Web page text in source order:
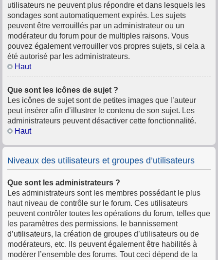
utilisateurs ne peuvent plus répondre et dans lesquels les
sondages sont automatiquement expirés. Les sujets
peuvent être verrouillés par un administrateur ou un
modérateur du forum pour de multiples raisons. Vous
pouvez également verrouiller vos propres sujets, si cela a
été autorisé par les administrateurs.
Haut
Que sont les icônes de sujet ?
Les icônes de sujet sont de petites images que l’auteur
peut insérer afin d’illustrer le contenu de son sujet. Les
administrateurs peuvent désactiver cette fonctionnalité.
Haut
Niveaux des utilisateurs et groupes d’utilisateurs
Que sont les administrateurs ?
Les administrateurs sont les membres possédant le plus
haut niveau de contrôle sur le forum. Ces utilisateurs
peuvent contrôler toutes les opérations du forum, telles que
les paramètres des permissions, le bannissement
d’utilisateurs, la création de groupes d’utilisateurs ou de
modérateurs, etc. Ils peuvent également être habilités à
modérer l’ensemble des forums. Tout ceci dépend de la